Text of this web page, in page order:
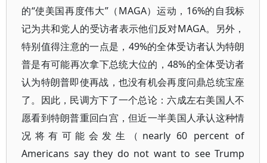
的“使美国再度伟大”（MAGA）运动，16%的自我标
记为共和党人的受访者表示他们反对MAGA。另外，
特别值得注意的一点是，49%的全体受访者认为特朗
普是有可能再次拿下总统大位的，48%的全体受访者
认为特朗普即使再战，也没有机会再度问鼎总统宝座
了。因此，民调方下了一个总论：六成左右美国人不
愿看到特朗普重回白宫，但近一半美国人承认这种情
况将有可能会发生（nearly 60 percent of
Americans say they do not want to see Trump